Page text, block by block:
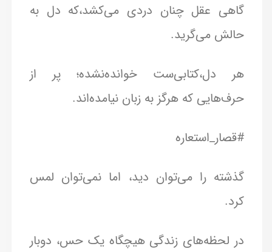
گاهی عقل چنان دردی می‌کشد،که دل به
حالش می‌گرید.
هر دل،کتابی‌ست خوانده‌نشده؛ پر از
حرف‌هایی که هرگز به زبان نیامده‌اند.
#قصار_استعاره
گذشته را می‌توان دید، اما نمی‌توان لمس
کرد.
در لحظه‌های زندگی هیچگاه یک حس، دوبار